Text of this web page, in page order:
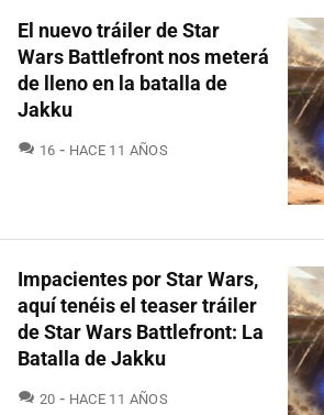
El nuevo tráiler de Star
Wars Battlefront nos meterá
de lleno en la batalla de
Jakku
16 COMENTARIOS
HACE 11 AÑOS
Impacientes por Star Wars,
aquí tenéis el teaser tráiler
de Star Wars Battlefront: La
Batalla de Jakku
20 COMENTARIOS
HACE 11 AÑOS